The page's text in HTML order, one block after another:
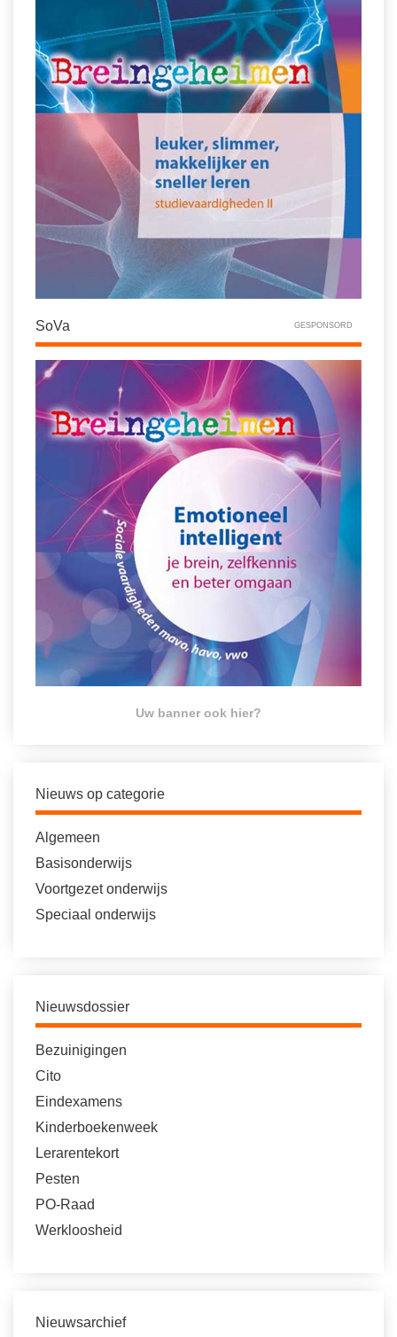
SoVa GESPONSORD
Uw banner ook hier?
Nieuws op categorie
Algemeen
Basisonderwijs
Voortgezet onderwijs
Speciaal onderwijs
Nieuwsdossier
Bezuinigingen
Cito
Eindexamens
Kinderboekenweek
Lerarentekort
Pesten
PO-Raad
Werkloosheid
Nieuwsarchief